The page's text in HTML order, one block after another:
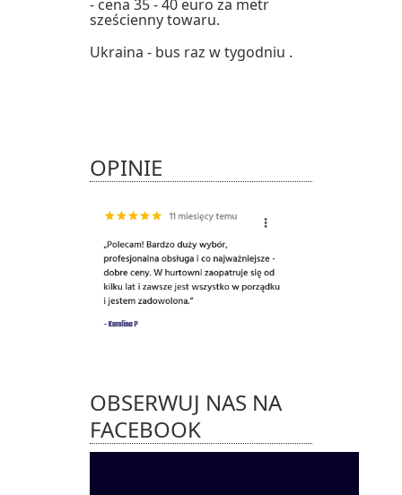
- cena 35 - 40 euro za metr
sześcienny towaru.
Ukraina - bus raz w tygodniu .
OPINIE
OBSERWUJ NAS NA
FACEBOOK